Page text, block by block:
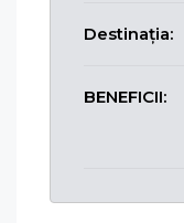
Destinația:
BENEFICII: